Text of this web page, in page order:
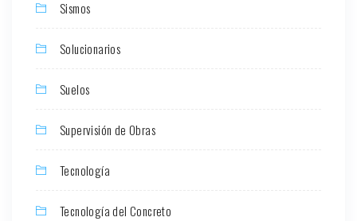
Sismos
Solucionarios
Suelos
Supervisión de Obras
Tecnología
Tecnología del Concreto